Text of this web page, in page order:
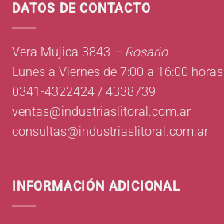
DATOS DE CONTACTO
Vera Mujica 3843 – Rosario
Lunes a Viernes de 7:00 a 16:00 horas
0341-4322424 / 4338739
ventas@industriaslitoral.com.ar
consultas@industriaslitoral.com.ar
INFORMACIÓN ADICIONAL